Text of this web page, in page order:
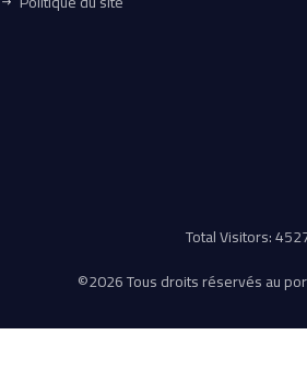
Total Visitors:
©2026 Tous droits réservés au